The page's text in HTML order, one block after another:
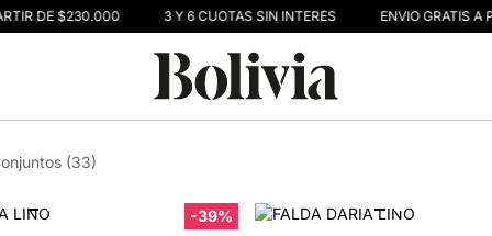
DE $230.000 3 Y 6 CUOTAS SIN INTERÉS ENVIO GRATIS A
(33)
-39%